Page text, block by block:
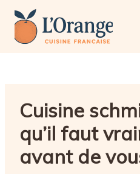
contenu
Cuisine
qu’il faut
avant de